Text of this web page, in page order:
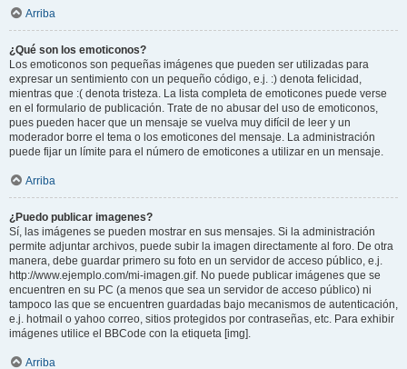
Arriba
¿Qué son los emoticonos?
Los emoticonos son pequeñas imágenes que pueden ser utilizadas para
expresar un sentimiento con un pequeño código, e.j. :) denota felicidad,
mientras que :( denota tristeza. La lista completa de emoticones puede verse
en el formulario de publicación. Trate de no abusar del uso de emoticonos,
pues pueden hacer que un mensaje se vuelva muy difícil de leer y un
moderador borre el tema o los emoticones del mensaje. La administración
puede fijar un límite para el número de emoticones a utilizar en un mensaje.
Arriba
¿Puedo publicar imagenes?
Sí, las imágenes se pueden mostrar en sus mensajes. Si la administración
permite adjuntar archivos, puede subir la imagen directamente al foro. De otra
manera, debe guardar primero su foto en un servidor de acceso público, e.j.
http://www.ejemplo.com/mi-imagen.gif. No puede publicar imágenes que se
encuentren en su PC (a menos que sea un servidor de acceso público) ni
tampoco las que se encuentren guardadas bajo mecanismos de autenticación,
e.j. hotmail o yahoo correo, sitios protegidos por contraseñas, etc. Para exhibir
imágenes utilice el BBCode con la etiqueta [img].
Arriba